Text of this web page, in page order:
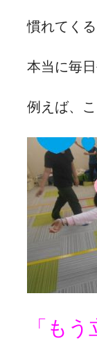
慣れてく
本当に毎
例えば、
「も